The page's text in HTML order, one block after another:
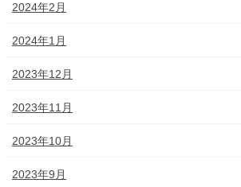
2024年2月
2024年1月
2023年12月
2023年11月
2023年10月
2023年9月